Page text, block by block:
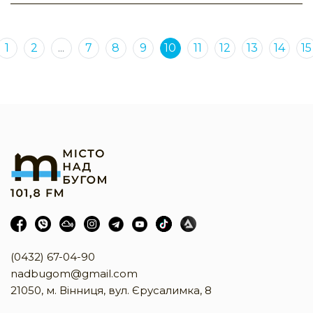
1 2 ... 7 8 9 10 11 12 13 14 15
(0432) 67-04-90
nadbugom@gmail.com
21050, м. Вінниця, вул. Єрусалимка, 8